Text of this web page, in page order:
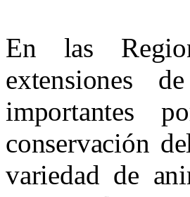
En las
extensiones
importantes
conservación
variedad de